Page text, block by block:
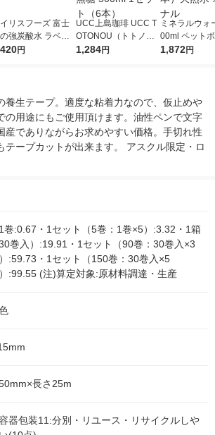
リスフーズ 富士
強炭酸水 ラベル
500ml 1箱（24
円
UCC上島珈琲 UCC T
OTONOU（トトノ
ウ） by BLACK無糖 5
1,284円
ミネラルウォ
00ml ペット
水 ラベルレ
1,872円
養生テープ。適度な粘着力なので、仮止めや
の用途にもご使用頂けます。油性ペンで文字
産でありながらお求めやすい価格。手切れ性
テープカットが出来ます。 アスクル限定・ロ
1巻:0.67・1セット（5巻：1巻×5）:3.32・1箱
30巻入）:19.91・1セット（90巻：30巻入×3
:59.73・1セット（150巻：30巻入×5
:99.55 (注)算定対象:原材料調達・生産
長さ25m
容器包装11:分別・リユース・リサイクルしや